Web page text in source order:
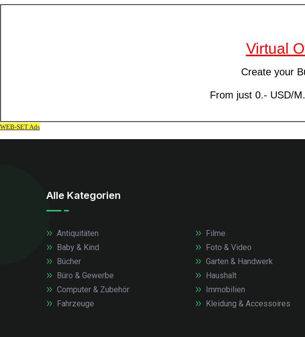
Alle Kategorien
Antiquitäten
Baby & Kind
Bücher
Büro & Gewerbe
Computer & Zubehör
Fahrzeuge
Filme
Foto & Video
Garten & Handwerk
Haushalt
Immobilien
Kleidung & Accessoires